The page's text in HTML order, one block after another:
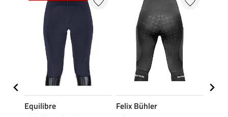
Equilibre
Felix Bühler